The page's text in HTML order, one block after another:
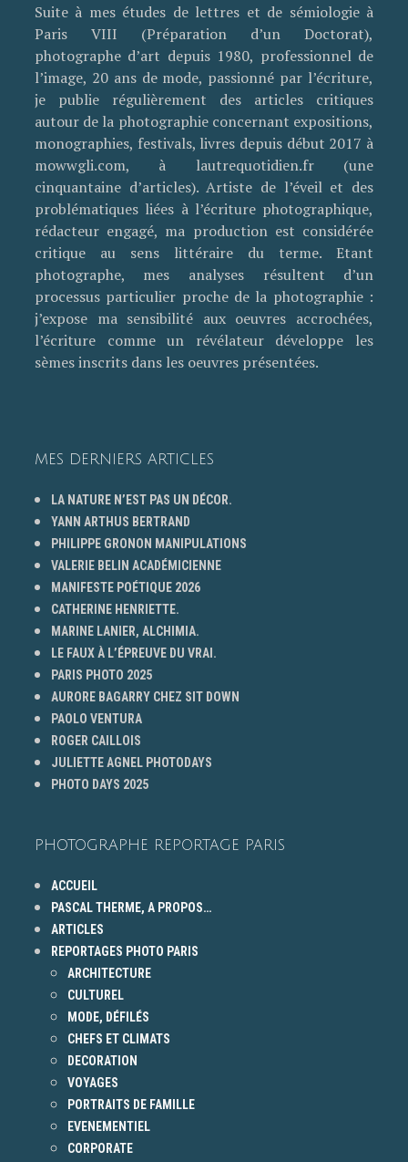
Suite à mes études de lettres et de sémiologie à
Paris VIII (Préparation d’un Doctorat),
photographe d’art depuis 1980, professionnel de
l’image, 20 ans de mode, passionné par l’écriture,
je publie régulièrement des articles critiques
autour de la photographie concernant expositions,
monographies, festivals, livres depuis début 2017 à
mowwgli.com, à lautrequotidien.fr (une
cinquantaine d’articles). Artiste de l’éveil et des
problématiques liées à l’écriture photographique,
rédacteur engagé, ma production est considérée
critique au sens littéraire du terme. Etant
photographe, mes analyses résultent d’un
processus particulier proche de la photographie :
j’expose ma sensibilité aux oeuvres accrochées,
l’écriture comme un révélateur développe les
sèmes inscrits dans les oeuvres présentées.
MES DERNIERS ARTICLES
LA NATURE N’EST PAS UN DÉCOR.
YANN ARTHUS BERTRAND
PHILIPPE GRONON MANIPULATIONS
VALERIE BELIN ACADÉMICIENNE
MANIFESTE POÉTIQUE 2026
CATHERINE HENRIETTE.
MARINE LANIER, ALCHIMIA.
LE FAUX À L’ÉPREUVE DU VRAI.
PARIS PHOTO 2025
AURORE BAGARRY CHEZ SIT DOWN
PAOLO VENTURA
ROGER CAILLOIS
JULIETTE AGNEL PHOTODAYS
PHOTO DAYS 2025
PHOTOGRAPHE REPORTAGE PARIS
ACCUEIL
PASCAL THERME, A PROPOS…
ARTICLES
REPORTAGES PHOTO PARIS
ARCHITECTURE
CULTUREL
MODE, DÉFILÉS
CHEFS ET CLIMATS
DECORATION
VOYAGES
PORTRAITS DE FAMILLE
EVENEMENTIEL
CORPORATE